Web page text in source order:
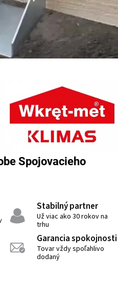
Spojovacieho
Stabilný partner
Už viac ako 30 rokov na
trhu
Garancia spokojnosti
Tovar vždy spoľahlivo
dodaný